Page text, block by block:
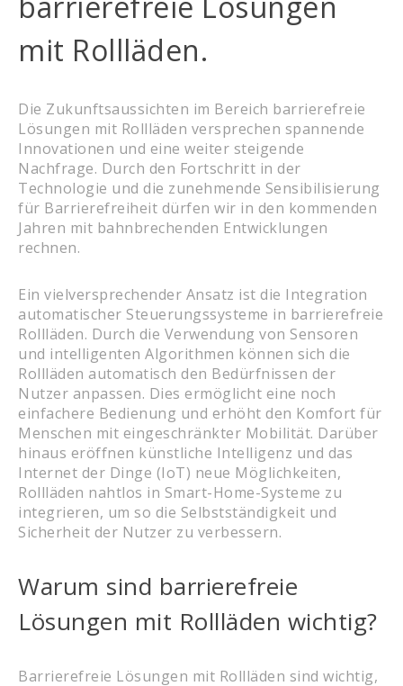
mit Rollläden.
Die Zukunftsaussichten im Bereich barrierefreie
Lösungen mit Rollläden versprechen spannende
Innovationen und eine weiter steigende
Nachfrage. Durch den Fortschritt in der
Technologie und die zunehmende Sensibilisierung
für Barrierefreiheit dürfen wir in den kommenden
Jahren mit bahnbrechenden Entwicklungen
rechnen.
Ein vielversprechender Ansatz ist die Integration
automatischer Steuerungssysteme in barrierefreie
Rollläden. Durch die Verwendung von Sensoren
und intelligenten Algorithmen können sich die
Rollläden automatisch den Bedürfnissen der
Nutzer anpassen. Dies ermöglicht eine noch
einfachere Bedienung und erhöht den Komfort für
Menschen mit eingeschränkter Mobilität. Darüber
hinaus eröffnen künstliche Intelligenz und das
Internet der Dinge (IoT) neue Möglichkeiten,
Rollläden nahtlos in Smart-Home-Systeme zu
integrieren, um so die Selbstständigkeit und
Sicherheit der Nutzer zu verbessern.
Warum sind barrierefreie
Lösungen mit Rollläden wichtig?
Barrierefreie Lösungen mit Rollläden sind wichtig,